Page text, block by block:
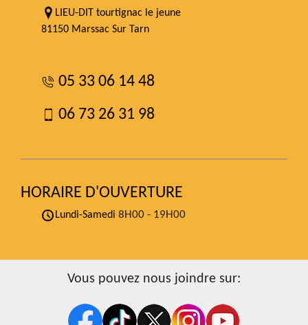
LIEU-DIT tourtignac le jeune
81150 Marssac Sur Tarn
05 33 06 14 48
06 73 26 31 98
HORAIRE D'OUVERTURE
Lundi-Samedi 8H00 - 19H00
Vous pouvez nous joindre sur: